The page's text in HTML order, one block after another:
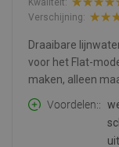
Kwaliteit:
Verschijning:
Draaibare
voor het Flat-
maken, alleen
Voordelen: